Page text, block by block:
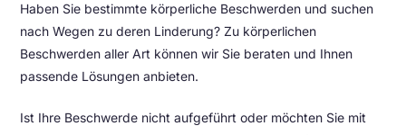
Haben Sie bestimmte körperliche Beschwerden und suchen
nach Wegen zu deren Linderung? Zu körperlichen
Beschwerden aller Art können wir Sie beraten und Ihnen
passende Lösungen anbieten.
Ist Ihre Beschwerde nicht aufgeführt oder möchten Sie mit